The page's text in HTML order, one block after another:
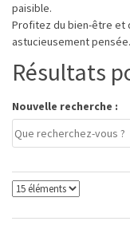
paisible.
Profitez du bien-être et
astucieusement pensée.
Résultats
Nouvelle recherche :